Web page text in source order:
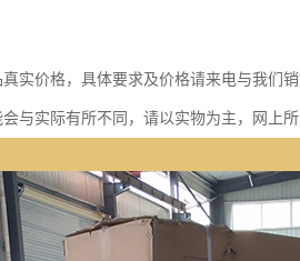
实价格，具体要求及价格请来电与我们销
与实际有所不同，请以实物为主，网上所